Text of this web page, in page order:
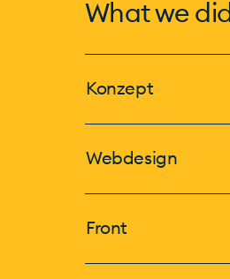
What we did
Konzept
Webdesign
Front